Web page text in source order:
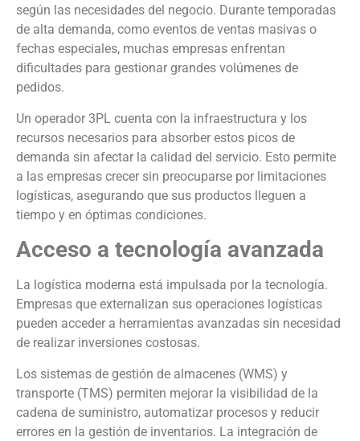
según las necesidades del negocio. Durante temporadas
de alta demanda, como eventos de ventas masivas o
fechas especiales, muchas empresas enfrentan
dificultades para gestionar grandes volúmenes de
pedidos.
Un operador 3PL cuenta con la infraestructura y los
recursos necesarios para absorber estos picos de
demanda sin afectar la calidad del servicio. Esto permite
a las empresas crecer sin preocuparse por limitaciones
logísticas, asegurando que sus productos lleguen a
tiempo y en óptimas condiciones.
Acceso a tecnología avanzada
La logística moderna está impulsada por la tecnología.
Empresas que externalizan sus operaciones logísticas
pueden acceder a herramientas avanzadas sin necesidad
de realizar inversiones costosas.
Los sistemas de gestión de almacenes (WMS) y
transporte (TMS) permiten mejorar la visibilidad de la
cadena de suministro, automatizar procesos y reducir
errores en la gestión de inventarios. La integración de